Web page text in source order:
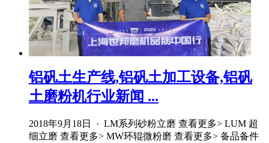
铝矾土生产线,铝矾土加工设备,铝矾
土磨粉机行业新闻 ...
2018年9月18日 · LM系列砂粉立磨 查看更多> LUM 超
细立磨 查看更多> MW环辊微粉磨 查看更多> 备品备件